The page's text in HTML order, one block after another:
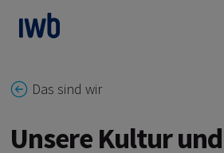
zum Main Content
Das sind wir
Unsere Kultur